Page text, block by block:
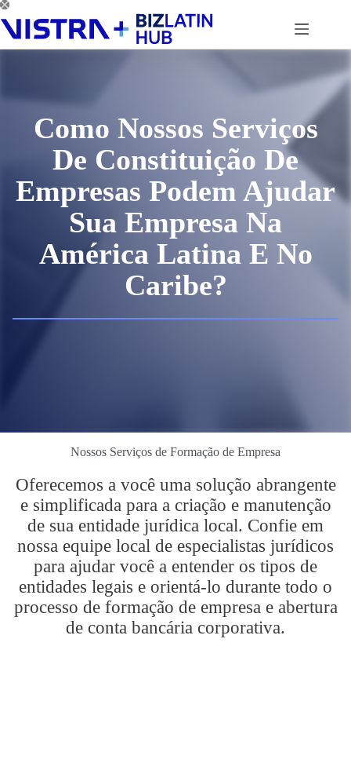
Pular
para
conteúdo
Como Nossos Serviços
De Constituição De
Empresas Podem Ajudar
Sua Empresa Na
América Latina E No
Caribe?
Nossos Serviços de Formação de Empresa
Oferecemos a você uma solução abrangente
e simplificada para a criação e manutenção
de sua entidade jurídica local. Confie em
nossa equipe local de especialistas jurídicos
para ajudar você a entender os tipos de
entidades legais e orientá-lo durante todo o
processo de formação de empresa e abertura
de conta bancária corporativa.